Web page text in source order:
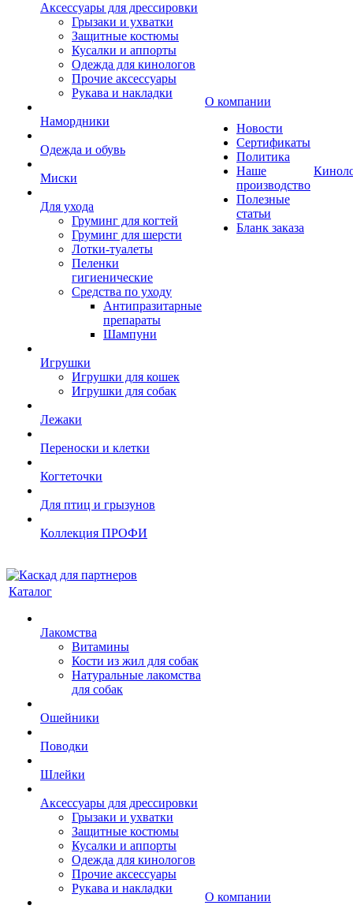
Аксессуары для дрессировки
Грызаки и ухватки
Защитные костюмы
Кусалки и аппорты
Одежда для кинологов
Прочие аксессуары
Рукава и накладки
Намордники
Одежда и обувь
Миски
Для ухода
Груминг для когтей
Груминг для шерсти
Лотки-туалеты
Пеленки
гигиенические
Средства по уходу
Антипразитарные
препараты
Шампуни
Игрушки
Игрушки для кошек
Игрушки для собак
Лежаки
Переноски и клетки
Когтеточки
Для птиц и грызунов
Коллекция ПРОФИ
О компании
Новости
Сертификаты
Политика
Наше
производство
Полезные
статьи
Бланк заказа
Каталог
Лакомства
Витамины
Кости из жил для собак
Натуральные лакомства
для собак
Ошейники
Поводки
Шлейки
Аксессуары для дрессировки
Грызаки и ухватки
Защитные костюмы
Кусалки и аппорты
Одежда для кинологов
Прочие аксессуары
Рукава и накладки
О компании